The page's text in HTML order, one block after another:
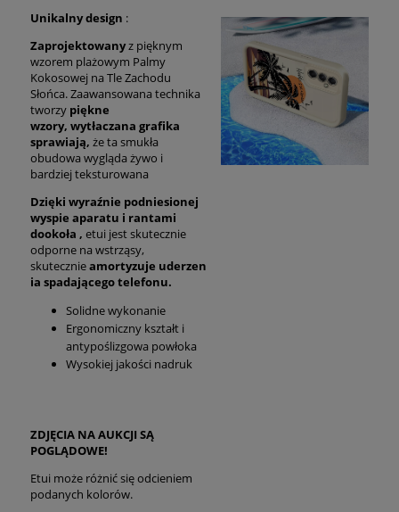
Unikalny design :
Zaprojektowanyz pięknym
wzorem plażowym Palmy
Kokosowej na Tle Zachodu
Słońca. Zaawansowana technika
tworzy piękne
wzory, wytłaczana grafika
sprawiają, że ta smukła
obudowa wygląda żywo i
bardziej teksturowana
Dzięki wyraźnie podniesionej
wyspie aparatu i rantami
dookoła , etui jest skutecznie
odporne na wstrząsy,
skutecznieamortyzuje uderzen
ia spadającego telefonu.
Solidne wykonanie
Ergonomiczny kształt i
antypoślizgowa powłoka
Wysokiej jakości nadruk
ZDJĘCIA NA AUKCJI SĄ
POGLĄDOWE!
Etui może różnić się odcieniem
podanych kolorów.